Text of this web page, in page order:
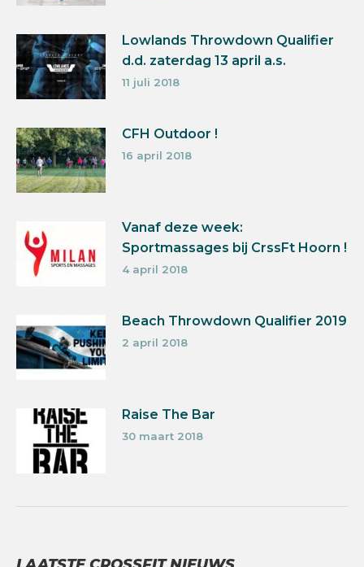
Lowlands Throwdown Qualifier
d.d. zaterdag 13 april a.s.
11 juli 2018
CFH Outdoor !
16 april 2018
Vanaf deze week:
Sportmassages bij CrssFt Hoorn !
4 april 2018
Beach Throwdown Qualifier 2019
2 april 2018
Raise The Bar
30 maart 2018